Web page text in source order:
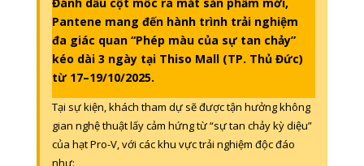
Đánh dấu cột mốc ra mắt sản phẩm mới,
Pantene mang đến hành trình trải nghiệm
đa giác quan “Phép màu của sự tan chảy”
kéo dài 3 ngày tại Thiso Mall (TP. Thủ Đức)
từ 17–19/10/2025.
Tại sự kiện, khách tham dự sẽ được tận hưởng không
gian nghệ thuật lấy cảm hứng từ “sự tan chảy kỳ diệu”
của hạt Pro-V, với các khu vực trải nghiệm độc đáo
như: